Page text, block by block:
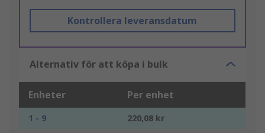
Kontrollera leveransdatum
Alternativ för att köpa i bulk
Enheter Per enhet
1 - 9
220,08 kr